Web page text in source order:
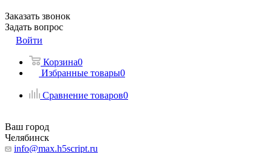
Заказать звонок
Задать вопрос
Войти
Корзина0
Избранные товары0
Сравнение товаров0
Ваш город
Челябинск
info@max.h5script.ru